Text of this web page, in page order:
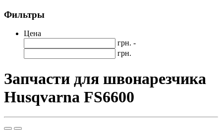
Фильтры
Цена
грн. -
грн.
Запчасти для швонарезчика
Husqvarna FS6600